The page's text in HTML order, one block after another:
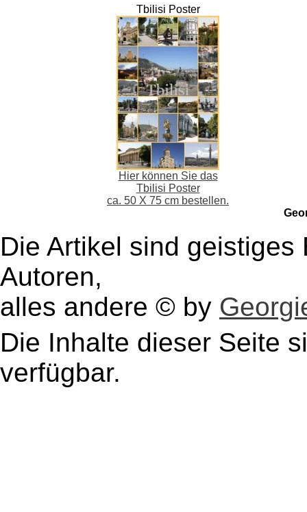
Tbilisi Poster
Hier können Sie das
Tbilisi Poster
ca. 50 X 75 cm bestellen.
Die Artikel sind
Autoren,
alles andere © by
Die Inhalte dieser Seite
verfügbar.